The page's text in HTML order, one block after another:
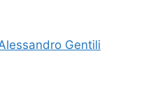
Gentili